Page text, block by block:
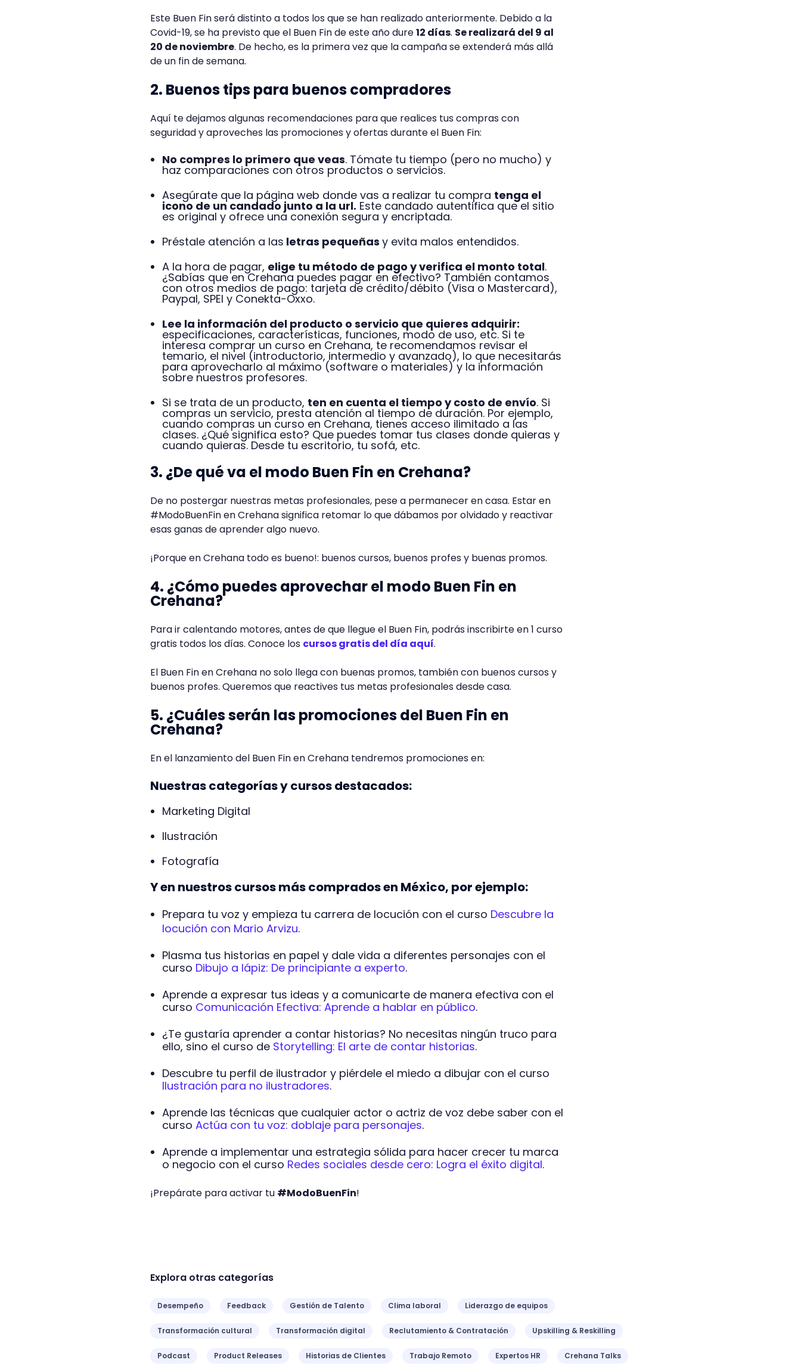
Este Buen Fin será distinto a todos los que se han realizado anteriormente. Debido a la
Covid-19, se ha previsto que el Buen Fin de este año dure12 días. Se realizará del 9 al
20 de noviembre. De hecho, es la primera vez que la campaña se extenderá más allá
de un fin de semana.
2. Buenos tips para buenos compradores
Aquí te dejamos algunas recomendaciones para que realices tus compras con
seguridad y aproveches las promociones y ofertas durante el Buen Fin:
No compres lo primero que veas. Tómate tu tiempo (pero no mucho) y
haz comparaciones con otros productos o servicios.
Asegúrate que la página web donde vas a realizar tu compra tenga el
icono de un candado junto a la url. Este candado autentifica que el sitio
es original y ofrece una conexión segura y encriptada.
Préstale atención a las letras pequeñas y evita malos entendidos.
A la hora de pagar, elige tu método de pago y verifica el monto total.
¿Sabías que en Crehana puedes pagar en efectivo? También contamos
con otros medios de pago: tarjeta de crédito/débito (Visa o Mastercard),
Paypal, SPEI y Conekta-Oxxo.
Lee la información del producto o servicio que quieres adquirir:
especificaciones, características, funciones, modo de uso, etc. Si te
interesa comprar un curso en Crehana, te recomendamos revisar el
temario, el nivel (introductorio, intermedio y avanzado), lo que necesitarás
para aprovecharlo al máximo (software o materiales) y la información
sobre nuestros profesores.
Si se trata de un producto, ten en cuenta el tiempo y costo de envío. Si
compras un servicio, presta atención al tiempo de duración. Por ejemplo,
cuando compras un curso en Crehana, tienes acceso ilimitado a las
clases. ¿Qué significa esto? Que puedes tomar tus clases donde quieras y
cuando quieras. Desde tu escritorio, tu sofá, etc.
3. ¿De qué va el modo Buen Fin en Crehana?
De no postergar nuestras metas profesionales, pese a permanecer en casa. Estar en
#ModoBuenFin en Crehana significa retomar lo que dábamos por olvidado y reactivar
esas ganas de aprender algo nuevo.
¡Porque en Crehana todo es bueno!: buenos cursos, buenos profes y buenas promos.
4. ¿Cómo puedes aprovechar el modo Buen Fin en
Crehana?
Para ir calentando motores, antes de que llegue el Buen Fin, podrás inscribirte en 1 curso
gratis todos los días. Conoce los cursos gratis del día aquí.
El Buen Fin en Crehana no solo llega con buenas promos, también con buenos cursos y
buenos profes. Queremos que reactives tus metas profesionales desde casa.
5. ¿Cuáles serán las promociones del Buen Fin en
Crehana?
En el lanzamiento del Buen Fin en Crehana tendremos promociones en:
Nuestras categorías y cursos destacados:
Marketing Digital
Ilustración
Fotografía
Y en nuestros cursos más comprados en México, por ejemplo:
Prepara tu voz y empieza tu carrera de locución con el curso Descubre la
locución con Mario Arvizu.
Plasma tus historias en papel y dale vida a diferentes personajes con el
curso Dibujo a lápiz: De principiante a experto.
Aprende a expresar tus ideas y a comunicarte de manera efectiva con el
curso Comunicación Efectiva: Aprende a hablar en público.
¿Te gustaría aprender a contar historias? No necesitas ningún truco para
ello, sino el curso de Storytelling: El arte de contar historias.
Descubre tu perfil de ilustrador y piérdele el miedo a dibujar con el curso
Ilustración para no ilustradores.
Aprende las técnicas que cualquier actor o actriz de voz debe saber con el
curso Actúa con tu voz: doblaje para personajes.
Aprende a implementar una estrategia sólida para hacer crecer tu marca
o negocio con el curso Redes sociales desde cero: Logra el éxito digital.
¡Prepárate para activar tu #ModoBuenFin!
Explora otras categorías
Desempeño Feedback Gestión de Talento Clima laboral Liderazgo de equipos
Transformación cultural Transformación digital Reclutamiento & Contratación Upskilling & Reskilling
Podcast Product Releases Historias de Clientes Trabajo Remoto Expertos HR Crehana Talks